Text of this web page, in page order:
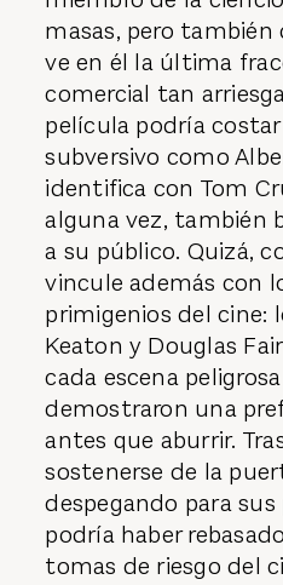
masas, pero también
ve en él la última
comercial tan
película podría
subversivo como
identifica con Tom
alguna vez, también
a su público. Quizá,
vincule además con
primigenios del cine:
Keaton y Douglas
cada escena
demostraron una
antes que aburrir.
sostenerse de la
despegando para
podría haber
tomas de riesgo del